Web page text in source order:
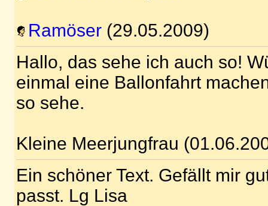
Ramöser (29.05.2009)
Hallo, das sehe ich auch so!
einmal eine Ballonfahrt
so sehe.
Kleine Meerjungfrau
Ein schöner Text. Gefällt mir
passt. Lg Lisa